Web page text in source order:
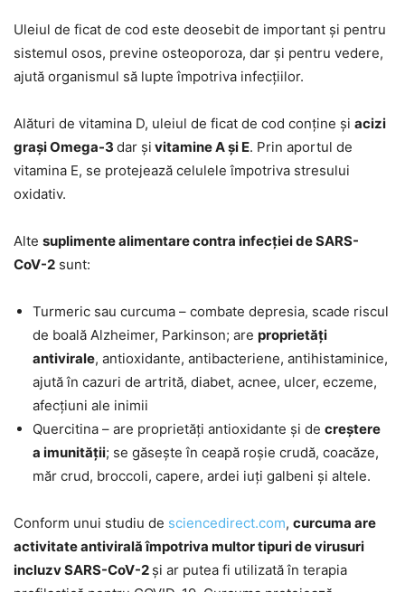
Uleiul de ficat de cod este deosebit de important și pentru
sistemul osos, previne osteoporoza, dar și pentru vedere,
ajută organismul să lupte împotriva infecțiilor.
Alături de vitamina D, uleiul de ficat de cod conține și acizi
grași Omega-3 dar și vitamine A și E. Prin aportul de
vitamina E, se protejează celulele împotriva stresului
oxidativ.
Alte suplimente alimentare contra infecției de SARS-
CoV-2 sunt:
Turmeric sau curcuma – combate depresia, scade riscul
de boală Alzheimer, Parkinson; are proprietăți
antivirale, antioxidante, antibacteriene, antihistaminice,
ajută în cazuri de artrită, diabet, acnee, ulcer, eczeme,
afecțiuni ale inimii
Quercitina – are proprietăți antioxidante și de creștere
a imunității; se găsește în ceapă roșie crudă, coacăze,
măr crud, broccoli, capere, ardei iuți galbeni și altele.
Conform unui studiu de sciencedirect.com, curcuma are
activitate antivirală împotriva multor tipuri de virusuri
incluzv SARS-CoV-2 și ar putea fi utilizată în terapia